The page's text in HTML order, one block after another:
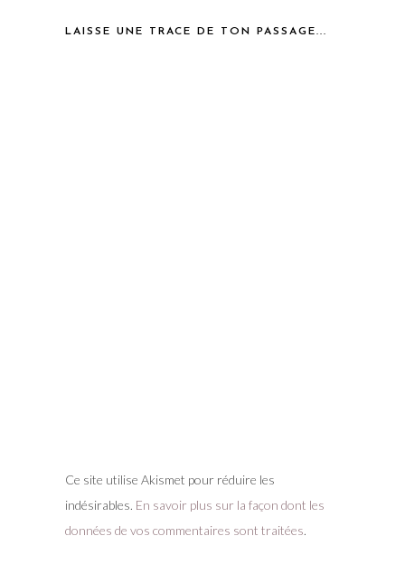
LAISSE UNE TRACE DE TON PASSAGE...
Ce site utilise Akismet pour réduire les
indésirables. En savoir plus sur la façon dont les
données de vos commentaires sont traitées.